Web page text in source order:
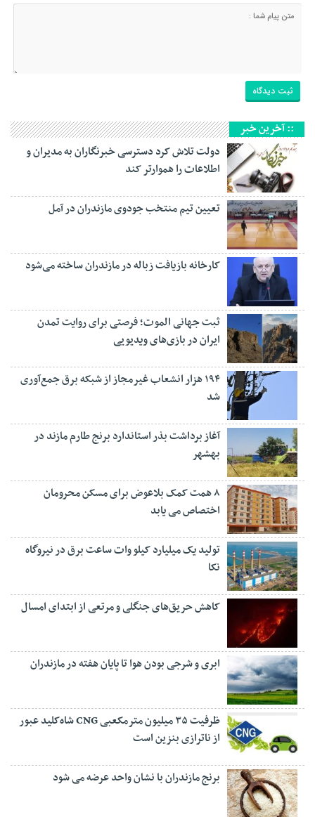
:: آخرین خبر
دولت تلاش کرد دسترسی خبرنگاران به مدیران و
اطلاعات را هموارتر کند
تعیین تیم منتخب جودوی مازندران در آمل
کارخانه بازیافت زباله در مازندران ساخته می‌شود
ثبت جهانی الموت؛ فرصتی برای روایت تمدن
ایران در بازی‌های ویدیویی
۱۹۴ هزار انشعاب غیرمجاز از شبکه برق جمع‌آوری
شد
آغاز برداشت بذر استاندارد برنج طارم مازند در
بهشهر
۸ همت کمک بلاعوض برای مسکن محرومان
اختصاص می یابد
تولید یک میلیارد کیلو وات ساعت برق در نیروگاه
نکا
کاهش حریق‌های جنگلی و مرتعی از ابتدای امسال
ابری و شرجی بودن هوا تا پایان هفته در مازندران
ظرفیت ۳۵ میلیون مترمکعبی CNG شاه‌کلید عبور
از ناترازی بنزین است
برنج مازندران با نشان واحد عرضه می شود